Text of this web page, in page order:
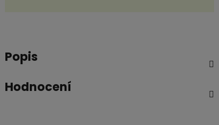
Popis
Hodnocení